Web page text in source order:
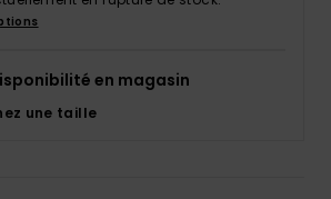
en magasin
une taille